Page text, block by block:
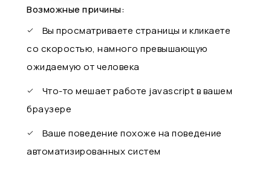
Возможные причины:
Вы просматриваете страницы и кликаете
со скоростью, намного превышающую
ожидаемую от человека
Что-то мешает работе javascript в вашем
браузере
Ваше поведение похоже на поведение
автоматизированных систем